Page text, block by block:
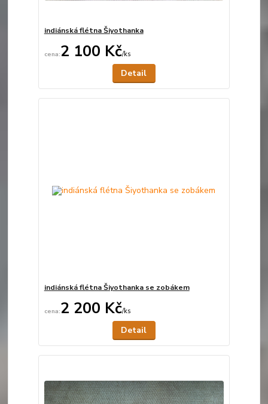
indiánská flétna Šiyothanka
2 100 Kč/ks
Detail
indiánská flétna Šiyothanka se zobákem
2 200 Kč/ks
Detail